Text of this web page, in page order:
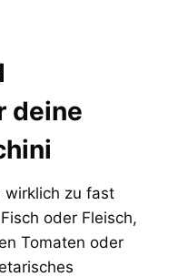
deine
wirklich zu fast
oder Fleisch,
Tomaten oder